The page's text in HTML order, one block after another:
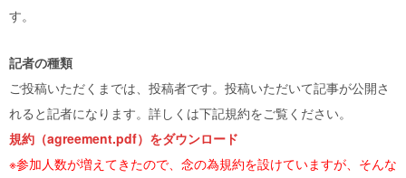
す。
記者の種類
ご投稿いただくまでは、投稿者です。投稿いただいて記事が公開さ
れると記者になります。詳しくは下記規約をご覧ください。
規約（agreement.pdf）をダウンロード
※参加人数が増えてきたので、念の為規約を設けていますが、そんな